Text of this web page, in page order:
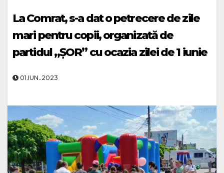
La Comrat, s-a dat o petrecere de zile
mari pentru copii, organizată de
partidul „ȘOR” cu ocazia zilei de 1 iunie
01.IUN..2023